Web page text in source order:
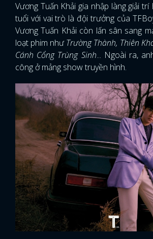
Vương Tuấn Khải gia nhập làng giải
tuổi với vai trò là đội trưởng của
Vương Tuấn Khải còn lấn sân sang
loạt phim như Trường Thành, Thiên
Cánh Cổng Trùng Sinh... Ngoài ra,
công ở mảng show truyền hình.